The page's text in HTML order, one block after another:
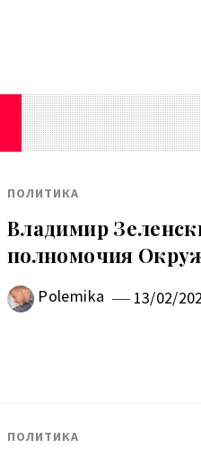
ПОЛИТИКА
Владимир
полномочия
Polemika 13/02/
ПОЛИТИКА